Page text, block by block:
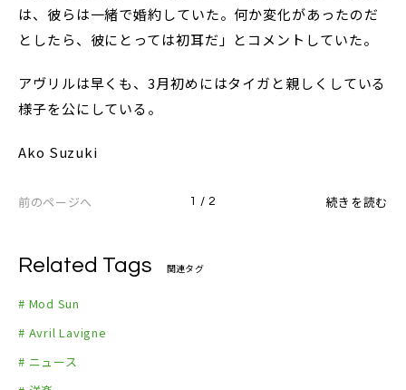
は、彼らは一緒で婚約していた。何か変化があったのだ
としたら、彼にとっては初耳だ」とコメントしていた。
アヴリルは早くも、3月初めにはタイガと親しくしている
様子を公にしている。
Ako Suzuki
前のページへ 1 / 2 続きを読む
Related Tags 関連タグ
# Mod Sun
# Avril Lavigne
# ニュース